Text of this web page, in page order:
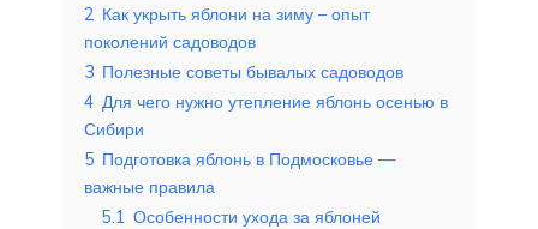
2 Как укрыть яблони на зиму – опыт
поколений садоводов
3 Полезные советы бывалых садоводов
4 Для чего нужно утепление яблонь осенью в
Сибири
5 Подготовка яблонь в Подмосковье —
важные правила
5.1 Особенности ухода за яблоней